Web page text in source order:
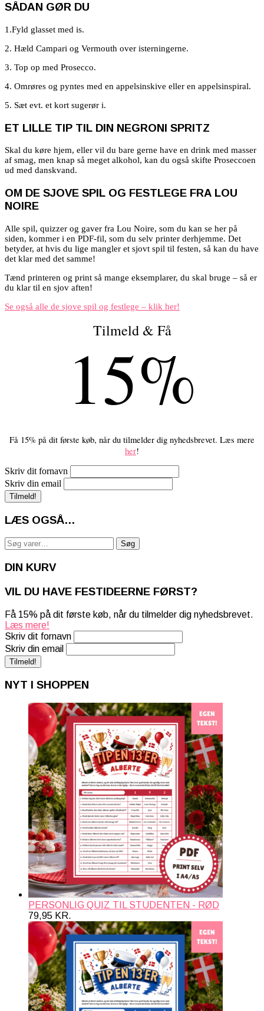
SÅDAN GØR DU
1.Fyld glasset med is.
2. Hæld Campari og Vermouth over isterningerne.
3. Top op med Prosecco.
4. Omrøres og pyntes med en appelsinskive eller en appelsinspiral.
5. Sæt evt. et kort sugerør i.
ET LILLE TIP TIL DIN NEGRONI SPRITZ
Skal du køre hjem, eller vil du bare gerne have en drink med masser
af smag, men knap så meget alkohol, kan du også skifte Proseccoen
ud med danskvand.
OM DE SJOVE SPIL OG FESTLEGE FRA LOU
NOIRE
Alle spil, quizzer og gaver fra Lou Noire, som du kan se her på
siden, kommer i en PDF-fil, som du selv printer derhjemme. Det
betyder, at hvis du lige mangler et sjovt spil til festen, så kan du have
det klar med det samme!
Tænd printeren og print så mange eksemplarer, du skal bruge – så er
du klar til en sjov aften!
Se også alle de sjove spil og festlege – klik her!
Tilmeld & Få
15%
Få 15% på dit første køb, når du tilmelder dig nyhedsbrevet. Læs mere
her!
Skriv dit fornavn
Skriv din email
LÆS OGSÅ…
Søg
efter:
Søg
DIN KURV
VIL DU HAVE FESTIDEERNE FØRST?
Få 15% på dit første køb, når du tilmelder dig nyhedsbrevet.
Læs mere!
Skriv dit fornavn
Skriv din email
NYT I SHOPPEN
PERSONLIG QUIZ TIL STUDENTEN - RØD
79,95 KR.